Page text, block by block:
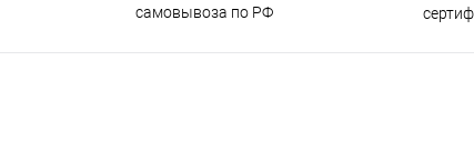
самовывоза по РФ